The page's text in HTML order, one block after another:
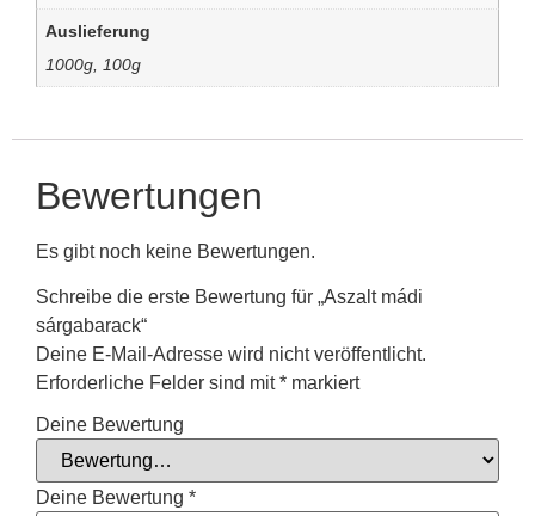
Auslieferung
1000g, 100g
Bewertungen
Es gibt noch keine Bewertungen.
Schreibe die erste Bewertung für „Aszalt mádi
sárgabarack“
Deine E-Mail-Adresse wird nicht veröffentlicht.
Erforderliche Felder sind mit* markiert
Deine Bewertung
Deine Bewertung *